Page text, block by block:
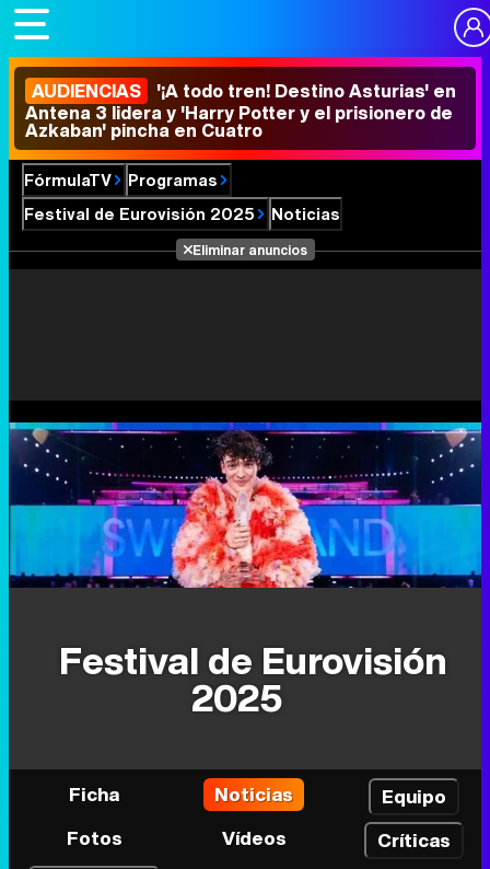
AUDIENCIAS '¡A todo tren! Destino Asturias' en
Antena 3 lidera y 'Harry Potter y el prisionero de
Azkaban' pincha en Cuatro
FórmulaTV
Programas
Festival de Eurovisión 2025
Noticias
Eliminar anuncios
Festival de Eurovisión
2025
Ficha Noticias
Equipo
Fotos
Vídeos
Críticas